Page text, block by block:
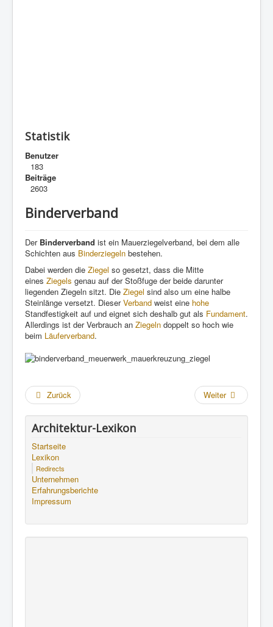
Statistik
Benutzer
183
Beiträge
2603
Binderverband
Der Binderverband ist ein Mauerziegelverband, bei dem alle
Schichten aus Binderziegeln bestehen.
Dabei werden die Ziegel so gesetzt, dass die Mitte
eines Ziegels genau auf der Stoßfuge der beide darunter
liegenden Ziegeln sitzt. Die Ziegel sind also um eine halbe
Steinlänge versetzt. DieserVerband weist eine hohe
Standfestigkeit auf und eignet sich deshalb gut als Fundament.
Allerdings ist der Verbrauch an Ziegeln doppelt so hoch wie
beim Läuferverband.
Zurück Weiter
Architektur-Lexikon
Startseite
Lexikon
Redirects
Unternehmen
Erfahrungsberichte
Impressum